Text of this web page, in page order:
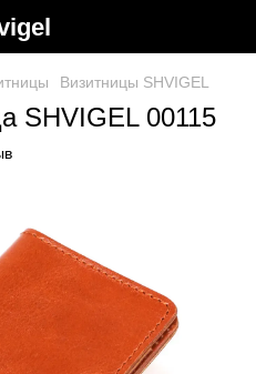
Визитницы SHVIGEL
SHVIGEL 00115